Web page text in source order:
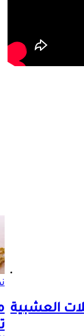
العشبية